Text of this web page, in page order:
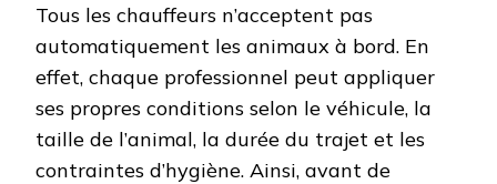
Tous les chauffeurs n’acceptent pas
automatiquement les animaux à bord. En
effet, chaque professionnel peut appliquer
ses propres conditions selon le véhicule, la
taille de l’animal, la durée du trajet et les
contraintes d’hygiène. Ainsi, avant de